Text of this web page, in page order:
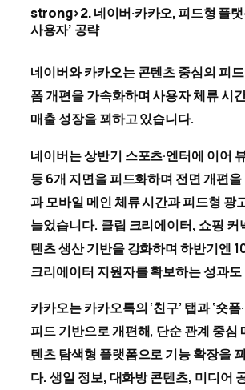
strong>2.네이버·카카오, 피드형 플
사용자’ 공략
네이버와 카카오는 콘텐츠 중심의 피
폼 개편을 가속화하며 사용자 체류 시
매출 성장을 꾀하고 있습니다.
네이버는 상반기 스포츠·엔터에 이어
등 6개 지면을 피드화하며 전면 개편
과 모바일 메인 체류 시간과 피드형 광
늘었습니다. 클립 크리에이터, 쇼핑 커
텐츠 생산 기반을 강화하며 하반기엔
크리에이터 지원자를 확보하는 성과
카카오는 카카오톡의 ‘친구’ 탭과 ‘숏폼
피드 기반으로 개편해, 단순 관계 중심
텐츠 탐색형 플랫폼으로 기능 확장을
다. 생일 정보, 대화방 콘텐츠, 미디어